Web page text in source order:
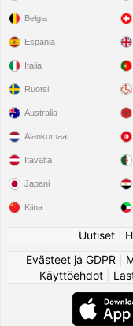
Belgia
Espanja
Italia
Ruotsi
Australia
Alankomaat
Itävalta
Japani
Kiina
Uutiset
Evästeet ja GDPR
Käyttöehdot